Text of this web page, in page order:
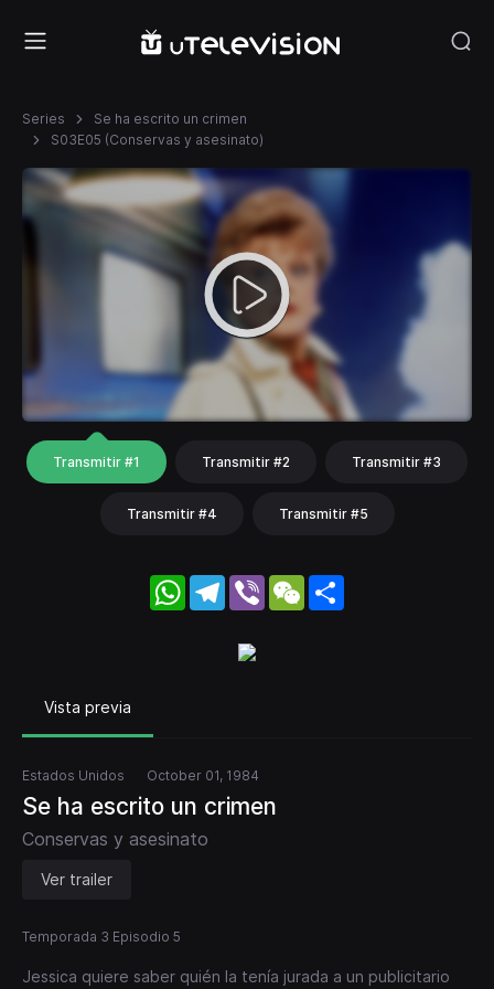
Series
Se ha escrito un crimen
S03E05 (Conservas y asesinato)
Transmitir #1 Transmitir #2 Transmitir #3
Transmitir #4 Transmitir #5
WhatsApp
Telegram
Viber WeChat
Vista previa
Estados Unidos October 01, 1984
Se ha escrito un crimen
Conservas y asesinato
Ver trailer
Temporada 3 Episodio 5
Jessica quiere saber quién la tenía jurada a un publicitario